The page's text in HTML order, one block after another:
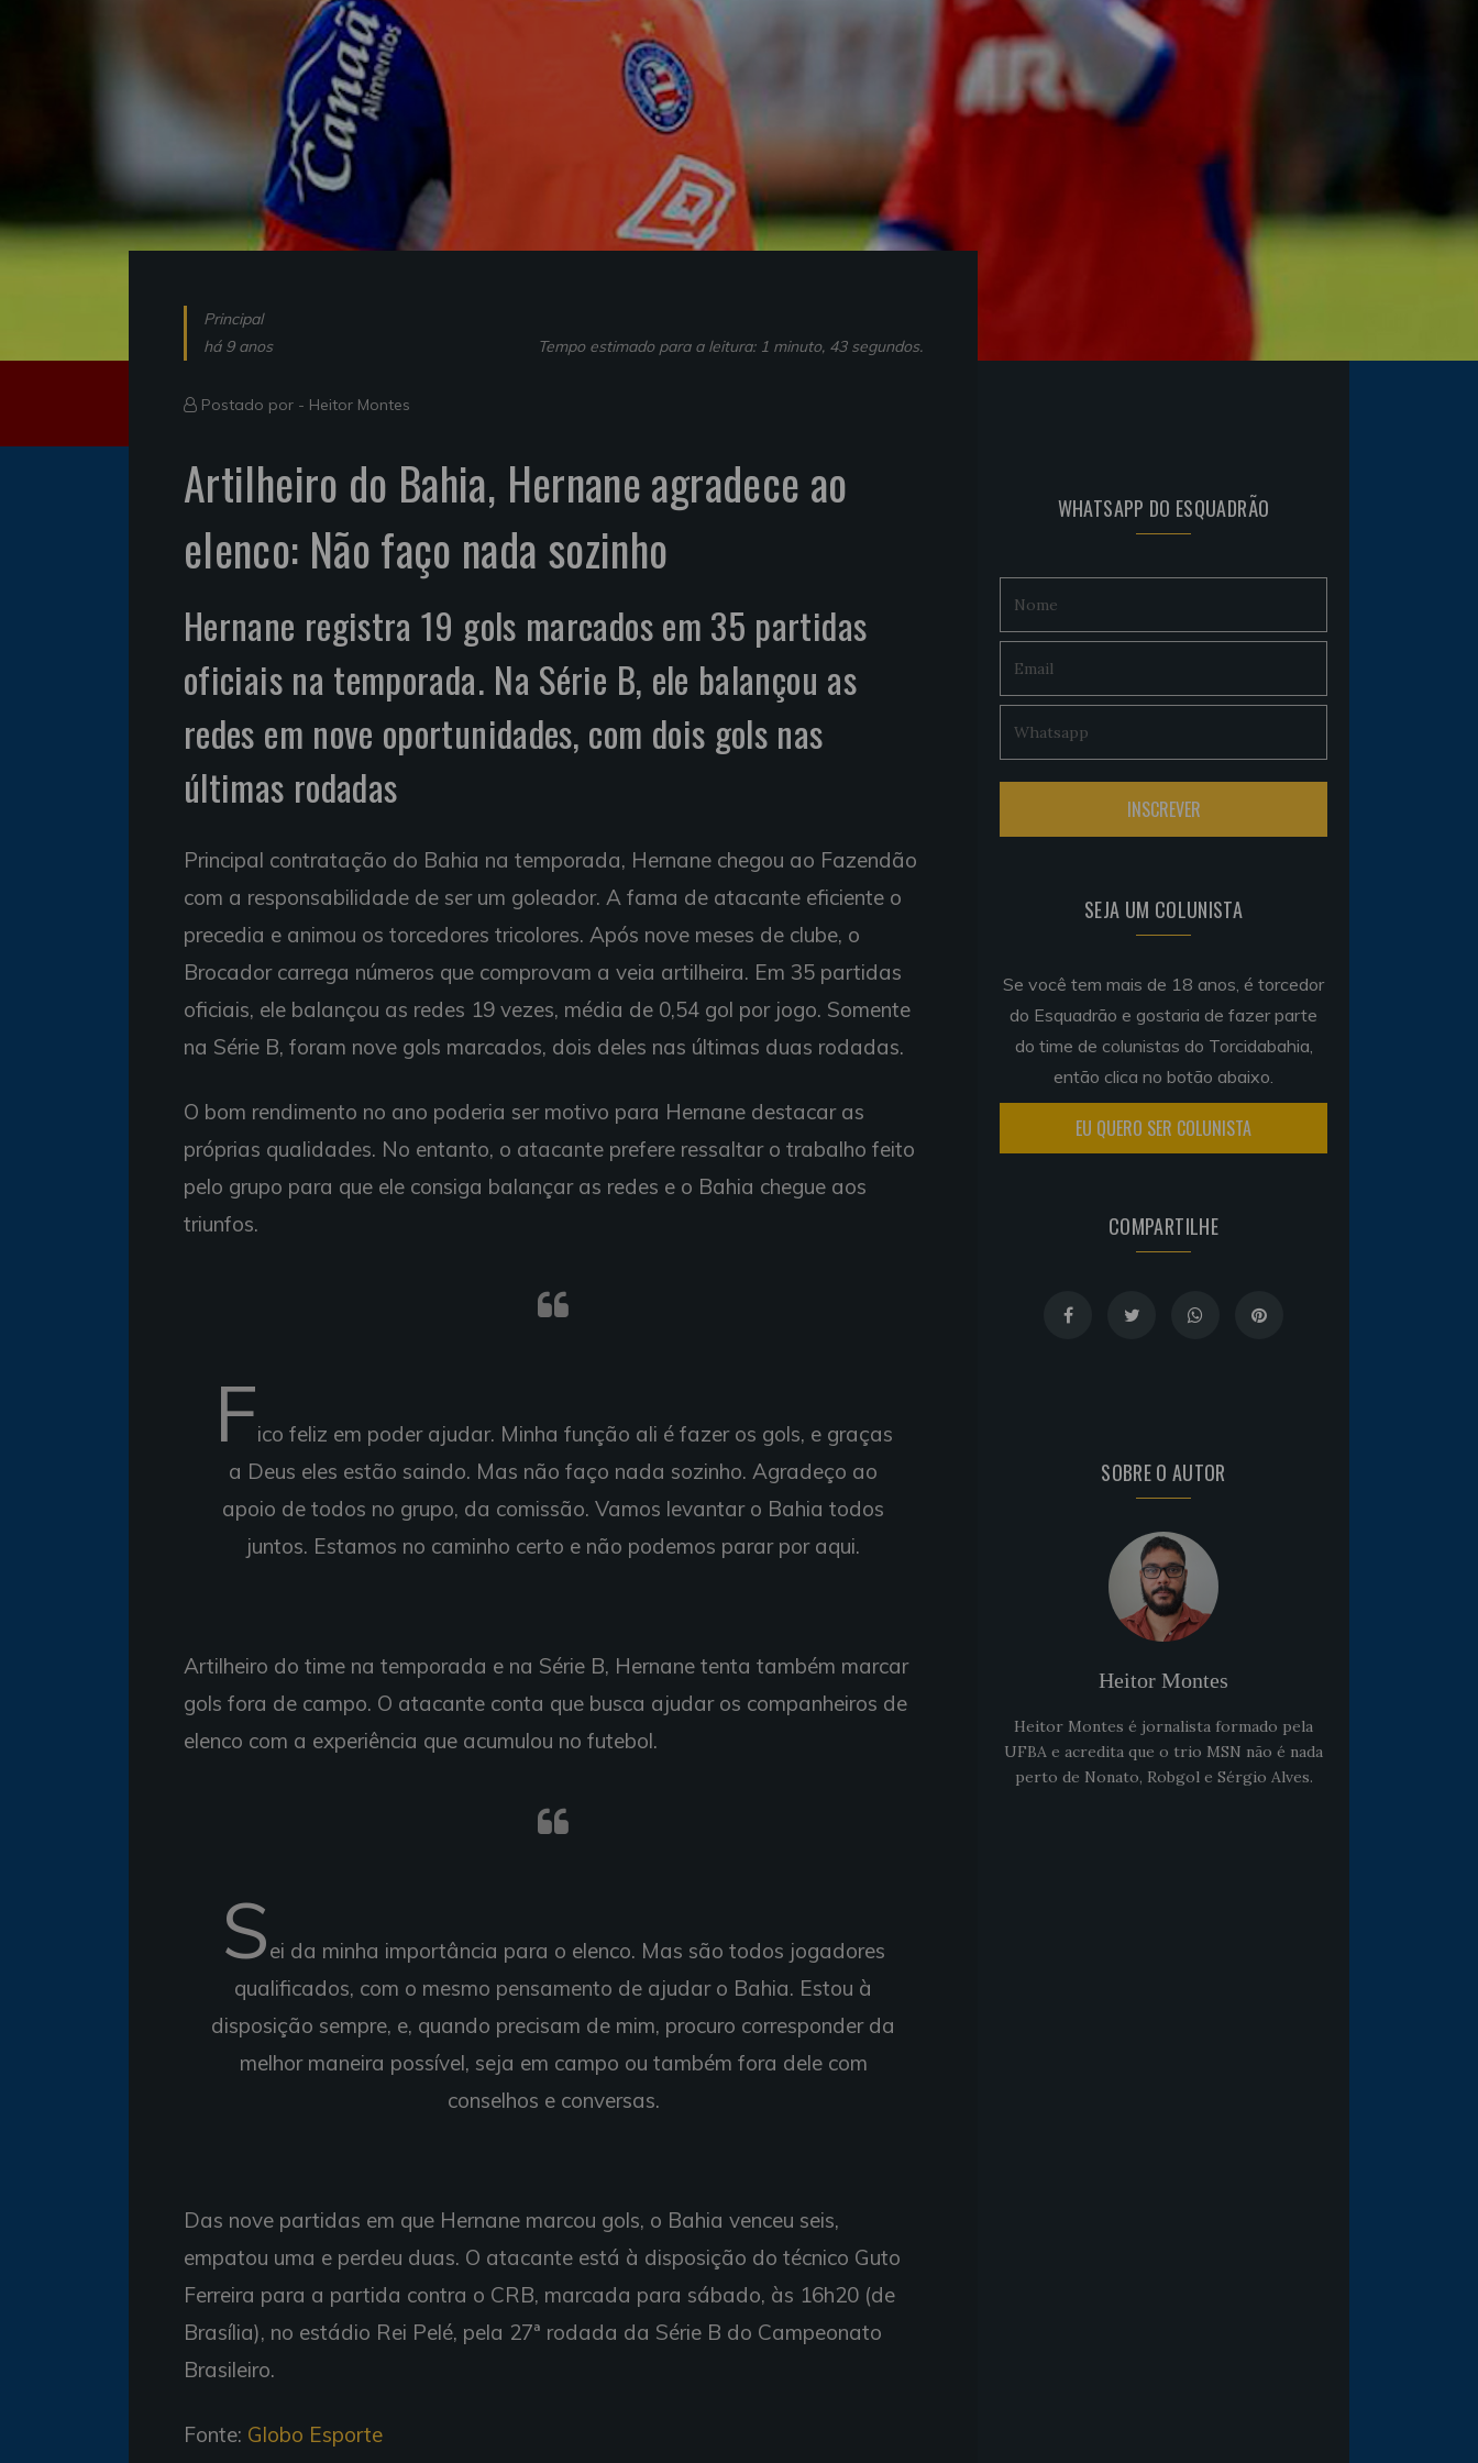
Principal
há 9 anos
Tempo estimado para a leitura: 1 minuto, 43 segundos.
Postado por - Heitor Montes
Artilheiro do Bahia, Hernane agradece ao
elenco: Não faço nada sozinho
Hernane registra 19 gols marcados em 35 partidas
oficiais na temporada. Na Série B, ele balançou as
redes em nove oportunidades, com dois gols nas
últimas rodadas
Principal contratação do Bahia na temporada, Hernane chegou ao Fazendão
com a responsabilidade de ser um goleador. A fama de atacante eficiente o
precedia e animou os torcedores tricolores. Após nove meses de clube, o
Brocador carrega números que comprovam a veia artilheira. Em 35 partidas
oficiais, ele balançou as redes 19 vezes, média de 0,54 gol por jogo. Somente
na Série B, foram nove gols marcados, dois deles nas últimas duas rodadas.
O bom rendimento no ano poderia ser motivo para Hernane destacar as
próprias qualidades. No entanto, o atacante prefere ressaltar o trabalho feito
pelo grupo para que ele consiga balançar as redes e o Bahia chegue aos
triunfos.
Fico feliz em poder ajudar. Minha função ali é fazer os gols, e graças
a Deus eles estão saindo. Mas não faço nada sozinho. Agradeço ao
apoio de todos no grupo, da comissão. Vamos levantar o Bahia todos
juntos. Estamos no caminho certo e não podemos parar por aqui.
Artilheiro do time na temporada e na Série B, Hernane tenta também marcar
gols fora de campo. O atacante conta que busca ajudar os companheiros de
elenco com a experiência que acumulou no futebol.
Sei da minha importância para o elenco. Mas são todos jogadores
qualificados, com o mesmo pensamento de ajudar o Bahia. Estou à
disposição sempre, e, quando precisam de mim, procuro corresponder da
melhor maneira possível, seja em campo ou também fora dele com
conselhos e conversas.
Das nove partidas em que Hernane marcou gols, o Bahia venceu seis,
empatou uma e perdeu duas. O atacante está à disposição do técnico Guto
Ferreira para a partida contra o CRB, marcada para sábado, às 16h20 (de
Brasília), no estádio Rei Pelé, pela 27ª rodada da Série B do Campeonato
Brasileiro.
Fonte: Globo Esporte
WHATSAPP DO ESQUADRÃO
SEJA UM COLUNISTA
Se você tem mais de 18 anos, é torcedor
do Esquadrão e gostaria de fazer parte
do time de colunistas do Torcidabahia,
então clica no botão abaixo.
EU QUERO SER COLUNISTA
COMPARTILHE
SOBRE O AUTOR
Heitor Montes
Heitor Montes é jornalista formado pela
UFBA e acredita que o trio MSN não é nada
perto de Nonato, Robgol e Sérgio Alves.